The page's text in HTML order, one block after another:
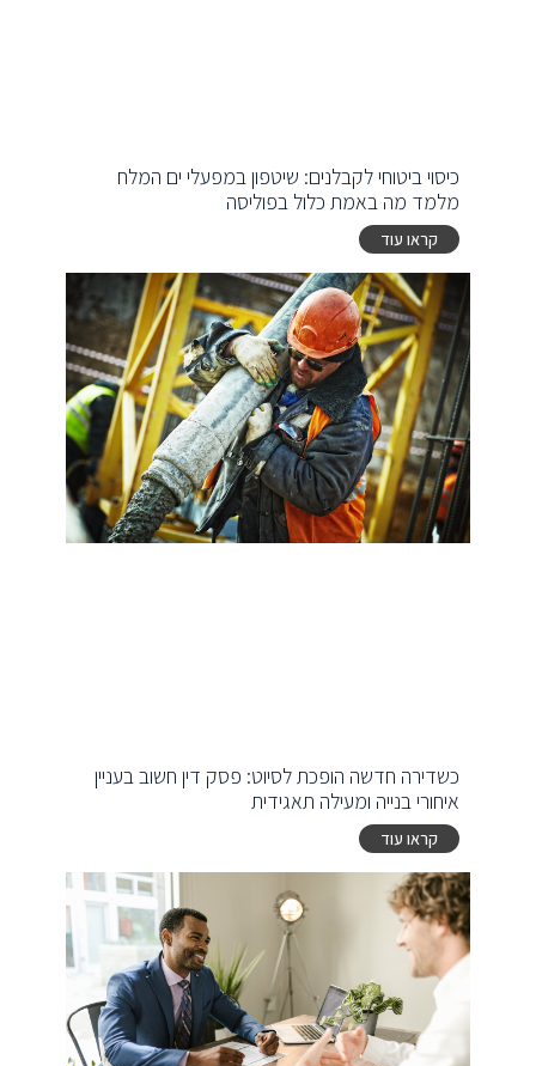
כיסוי ביטוחי לקבלנים: שיטפון במפעלי ים המלח
מלמד מה באמת כלול בפוליסה
קראו עוד
כשדירה חדשה הופכת לסיוט: פסק דין חשוב בעניין
איחורי בנייה ומעילה תאגידית
קראו עוד